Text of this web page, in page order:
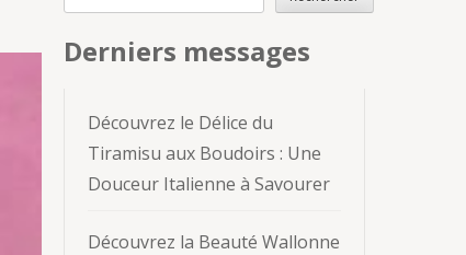
Derniers messages
Découvrez le Délice du
Tiramisu aux Boudoirs : Une
Douceur Italienne à Savourer
Découvrez la Beauté Wallonne